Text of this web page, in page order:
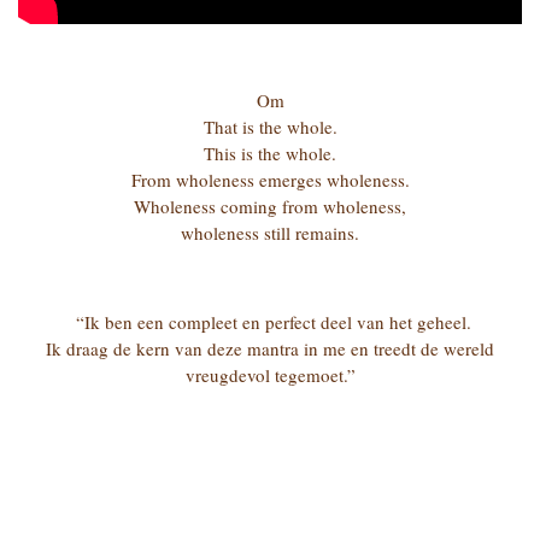
Om
That is the whole.
This is the whole.
From wholeness emerges wholeness.
Wholeness coming from wholeness,
wholeness still remains.
“Ik ben een compleet en perfect deel van het geheel.
Ik draag de kern van deze mantra in me en treedt de wereld
vreugdevol tegemoet.”